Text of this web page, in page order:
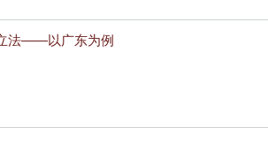
法——以广东为例